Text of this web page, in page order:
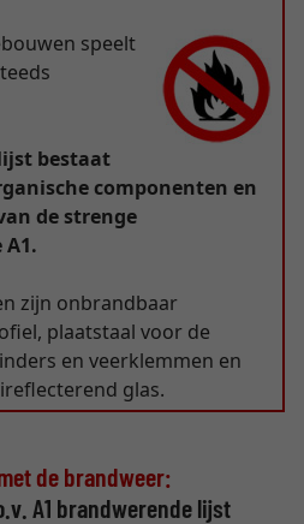
speelt
bestaat
componenten en
de strenge
zijn onbrandbaar
plaatstaal voor de
en veerklemmen en
glas.
de brandweer:
A1 brandwerende lijst